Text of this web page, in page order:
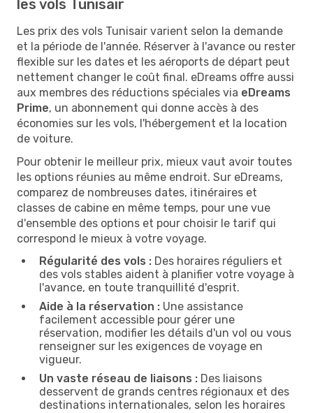
les vols Tunisair
Les prix des vols Tunisair varient selon la demande
et la période de l'année. Réserver à l'avance ou rester
flexible sur les dates et les aéroports de départ peut
nettement changer le coût final. eDreams offre aussi
aux membres des réductions spéciales via eDreams
Prime, un abonnement qui donne accès à des
économies sur les vols, l'hébergement et la location
de voiture.
Pour obtenir le meilleur prix, mieux vaut avoir toutes
les options réunies au même endroit. Sur eDreams,
comparez de nombreuses dates, itinéraires et
classes de cabine en même temps, pour une vue
d'ensemble des options et pour choisir le tarif qui
correspond le mieux à votre voyage.
Régularité des vols : Des horaires réguliers et
des vols stables aident à planifier votre voyage à
l'avance, en toute tranquillité d'esprit.
Aide à la réservation : Une assistance
facilement accessible pour gérer une
réservation, modifier les détails d'un vol ou vous
renseigner sur les exigences de voyage en
vigueur.
Un vaste réseau de liaisons : Des liaisons
desservent de grands centres régionaux et des
destinations internationales, selon les horaires